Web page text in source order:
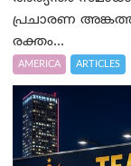
പ്രചാരണ
രക്തം...
AMERICA ARTICLES